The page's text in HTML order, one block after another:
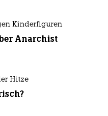
Kinderfiguren
Anarchist
Hitze